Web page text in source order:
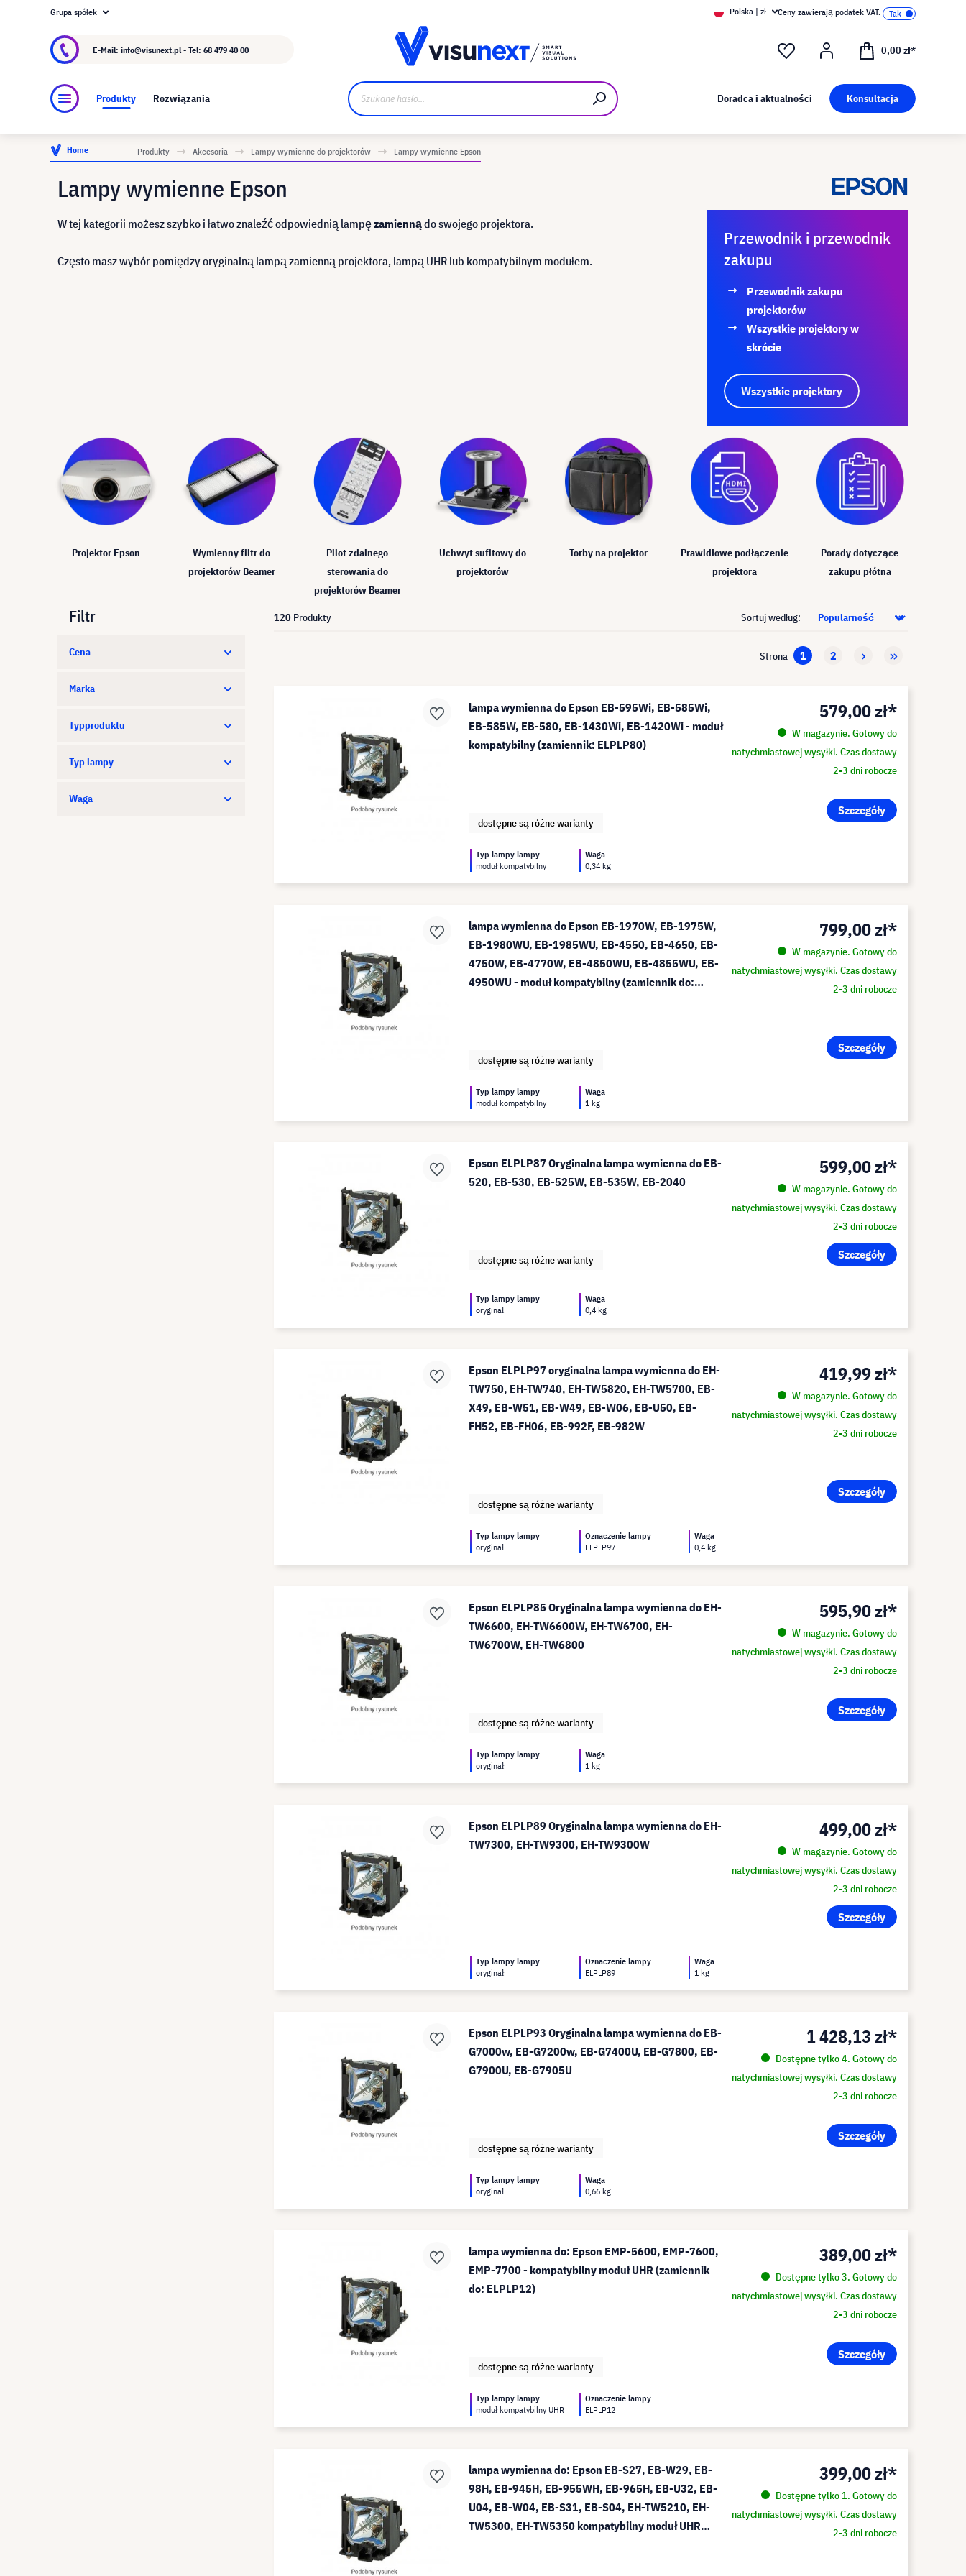
O visunext.pl
Grupa spółek Polska | zł Ceny zawierają podatek VAT.
E-Mail: info@visunext.pl - Tel: 68 479 40 00 0,00 zł*
Produkty Rozwiązania Doradca i aktualności Konsultacja
Home Produkty Akcesoria Lampy wymienne do projektorów Lampy wymienne Epson
Lampy wymienne Epson
W tej kategorii możesz szybko i łatwo znaleźć odpowiednią lampęzamiennądo swojego projektora.
Często masz wybór pomiędzy oryginalną lampą zamienną projektora, lampą UHR lub kompatybilnym modułem.
Przewodnik i przewodnik
zakupu
Przewodnik zakupu
projektorów
Wszystkie projektory w
skrócie
Wszystkie projektory
Projektor Epson
Wymienny filtr do
projektorów Beamer
Pilot zdalnego
sterowania do
projektorów Beamer
Uchwyt sufitowy do
projektorów
Torby na projektor
Prawidłowe podłączenie
projektora
Porady dotyczące
zakupu płótna
Filtr
Cena
Marka
Typproduktu
Typ lampy
Waga
120 Produkty Sortuj według:
Strona 1 2
lampa wymienna do Epson EB-595Wi, EB-585Wi,
EB-585W, EB-580, EB-1430Wi, EB-1420Wi - moduł
kompatybilny (zamiennik: ELPLP80)
579,00 zł*
W magazynie. Gotowy do
natychmiastowej wysyłki. Czas dostawy
2-3 dni robocze
Szczegóły
dostępne są różne warianty
Typ lampy lampy
moduł kompatybilny
Waga
0,34 kg
lampa wymienna do Epson EB-1970W, EB-1975W,
EB-1980WU, EB-1985WU, EB-4550, EB-4650, EB-
4750W, EB-4770W, EB-4850WU, EB-4855WU, EB-
4950WU - moduł kompatybilny (zamiennik do:
799,00 zł*
W magazynie. Gotowy do
natychmiastowej wysyłki. Czas dostawy
2-3 dni robocze
Szczegóły
dostępne są różne warianty
Typ lampy lampy
moduł kompatybilny
Waga
1 kg
Epson ELPLP87 Oryginalna lampa wymienna do EB-
520, EB-530, EB-525W, EB-535W, EB-2040
599,00 zł*
W magazynie. Gotowy do
natychmiastowej wysyłki. Czas dostawy
2-3 dni robocze
Szczegóły
dostępne są różne warianty
Typ lampy lampy
oryginał
Waga
0,4 kg
Epson ELPLP97 oryginalna lampa wymienna do EH-
TW750, EH-TW740, EH-TW5820, EH-TW5700, EB-
X49, EB-W51, EB-W49, EB-W06, EB-U50, EB-
FH52, EB-FH06, EB-992F, EB-982W
419,99 zł*
W magazynie. Gotowy do
natychmiastowej wysyłki. Czas dostawy
2-3 dni robocze
Szczegóły
dostępne są różne warianty
Typ lampy lampy
oryginał
Oznaczenie lampy
ELPLP97
Waga
0,4 kg
Epson ELPLP85 Oryginalna lampa wymienna do EH-
TW6600, EH-TW6600W, EH-TW6700, EH-
TW6700W, EH-TW6800
595,90 zł*
W magazynie. Gotowy do
natychmiastowej wysyłki. Czas dostawy
2-3 dni robocze
Szczegóły
dostępne są różne warianty
Typ lampy lampy
oryginał
Waga
1 kg
Epson ELPLP89 Oryginalna lampa wymienna do EH-
TW7300, EH-TW9300, EH-TW9300W
499,00 zł*
W magazynie. Gotowy do
natychmiastowej wysyłki. Czas dostawy
2-3 dni robocze
Szczegóły
Typ lampy lampy
oryginał
Oznaczenie lampy
ELPLP89
Waga
1 kg
Epson ELPLP93 Oryginalna lampa wymienna do EB-
G7000w, EB-G7200w, EB-G7400U, EB-G7800, EB-
G7900U, EB-G7905U
1 428,13 zł*
Dostępne tylko 4. Gotowy do
natychmiastowej wysyłki. Czas dostawy
2-3 dni robocze
Szczegóły
dostępne są różne warianty
Typ lampy lampy
oryginał
Waga
0,66 kg
lampa wymienna do: Epson EMP-5600, EMP-7600,
EMP-7700 - kompatybilny moduł UHR (zamiennik
do: ELPLP12)
389,00 zł*
Dostępne tylko 3. Gotowy do
natychmiastowej wysyłki. Czas dostawy
2-3 dni robocze
Szczegóły
dostępne są różne warianty
Typ lampy lampy
moduł kompatybilny UHR
Oznaczenie lampy
ELPLP12
lampa wymienna do: Epson EB-S27, EB-W29, EB-
98H, EB-945H, EB-955WH, EB-965H, EB-U32, EB-
U04, EB-W04, EB-S31, EB-S04, EH-TW5210, EH-
TW5300, EH-TW5350 kompatybilny moduł UHR
399,00 zł*
Dostępne tylko 1. Gotowy do
natychmiastowej wysyłki. Czas dostawy
2-3 dni robocze